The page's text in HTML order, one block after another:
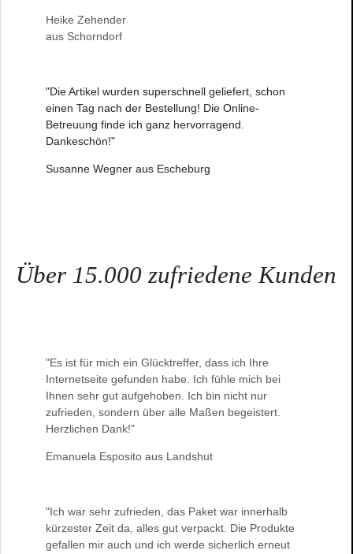
Heike Zehender
aus Schorndorf
"Die Artikel wurden superschnell geliefert, schon
einen Tag nach der Bestellung! Die Online-
Betreuung finde ich ganz hervorragend.
Dankeschön!"
Susanne Wegner aus Escheburg
Über 15.000 zufriedene Kunden
"Es ist für mich ein Glücktreffer, dass ich Ihre
Internetseite gefunden habe. Ich fühle mich bei
Ihnen sehr gut aufgehoben. Ich bin nicht nur
zufrieden, sondern über alle Maßen begeistert.
Herzlichen Dank!"
Emanuela Esposito aus Landshut
"Ich war sehr zufrieden, das Paket war innerhalb
kürzester Zeit da, alles gut verpackt. Die Produkte
gefallen mir auch und ich werde sicherlich erneut